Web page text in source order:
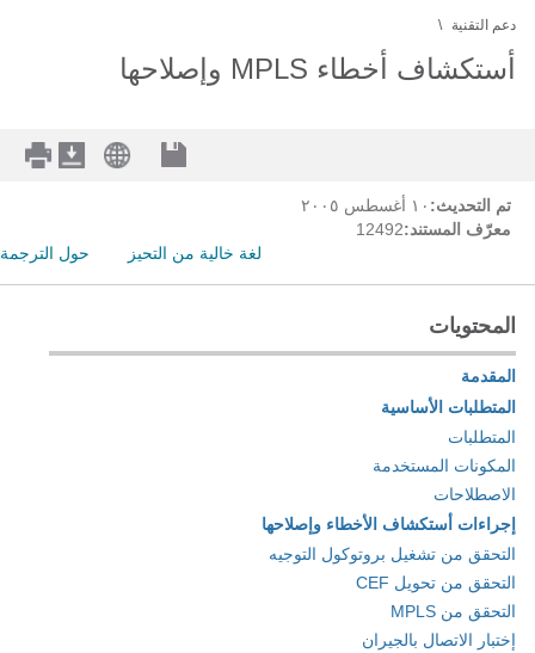
دعم التقنية
أستكشاف أخطاء MPLS وإصلاحها
تم التحديث: ١٠ أغسطس ٢٠٠٥
معرّف المستند:12492
لغة خالية من التحيز
حول الترجمة
المحتويات
المقدمة
المتطلبات الأساسية
المتطلبات
المكونات المستخدمة
الاصطلاحات
إجراءات أستكشاف الأخطاء وإصلاحها
التحقق من تشغيل بروتوكول التوجيه
التحقق من تحويل CEF
التحقق من MPLS
إختبار الاتصال بالجيران